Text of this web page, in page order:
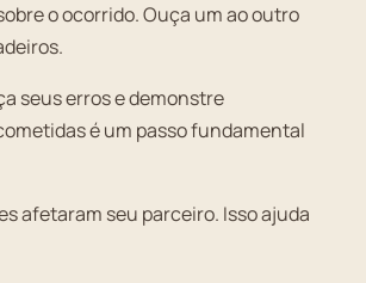
o ocorrido. Ouça um ao outro
seus erros e demonstre
é um passo fundamental
afetaram seu parceiro. Isso ajuda